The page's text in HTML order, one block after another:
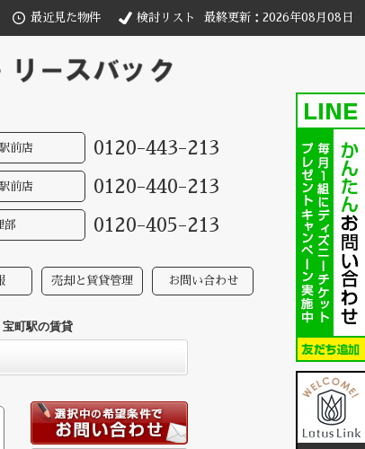
最近見た物件 検討リスト 最終更新：2026年08月08日
前店 0120-443-213
前店 0120-440-213
部 0120-405-213
売却と賃貸管理 お問い合わせ
宝町駅の賃貸